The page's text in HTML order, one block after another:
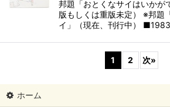
邦題「おとくなサイはいかが
版もしくは重版未定） ※邦題
イ」（現在、刊行中）
1 2 次»
ホーム